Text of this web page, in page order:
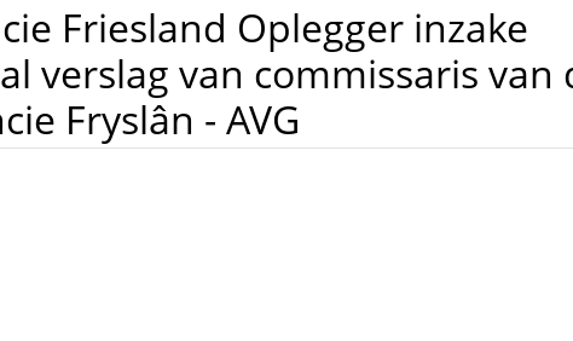
Friesland Oplegger inzake
verslag van commissaris van
Fryslân - AVG